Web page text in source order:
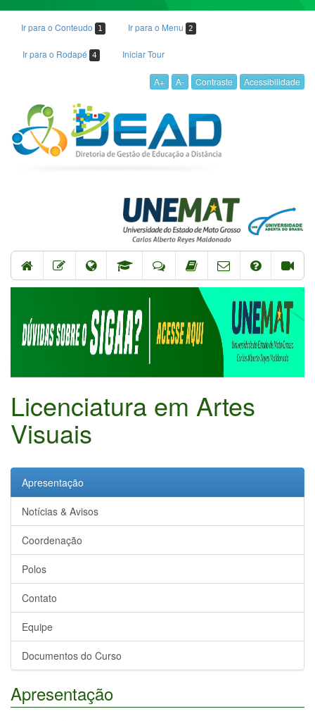
Ir para o Conteudo 1 Ir para o Menu 2
Ir para o Rodapé 4 Iniciar Tour
A+ A- Contraste Acessibilidade
Licenciatura em Artes
Visuais
Apresentação
Notícias & Avisos
Coordenação
Polos
Contato
Equipe
Documentos do Curso
Apresentação